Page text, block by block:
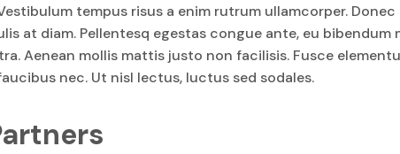
tempus risus a enim rutrum ullamcorper.
at diam. Pellentesq egestas congue ante, eu
Aenean mollis mattis justo non facilisis. Fusce
nec. Ut nisl lectus, luctus sed sodales.